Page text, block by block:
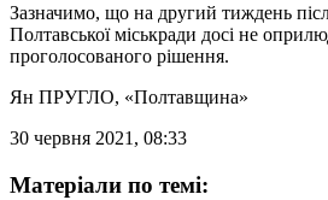
Зазначимо, що на другий тиждень
Полтавської міськради досі не
проголосованого рішення.
Ян ПРУГЛО, «Полтавщина»
30 червня 2021, 08:33
Матеріали по темі: